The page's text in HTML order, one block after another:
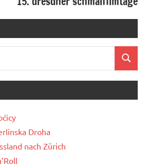
Search
Droha
nach Zürich